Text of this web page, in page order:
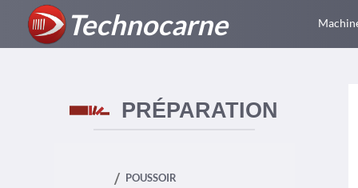
Technocarne
PRÉPARATION
POUSSOIR